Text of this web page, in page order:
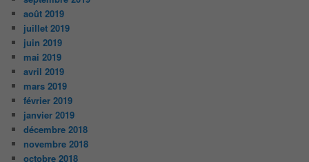
août 2019
juillet 2019
juin 2019
mai 2019
avril 2019
mars 2019
février 2019
janvier 2019
décembre 2018
novembre 2018
octobre 2018